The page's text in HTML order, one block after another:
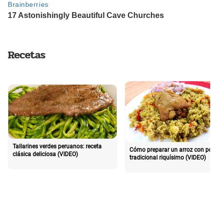
Recetas
Tallarines verdes peruanos: receta
clásica deliciosa (VIDEO)
Cómo preparar un arroz con pollo
tradicional riquísimo (VIDEO)